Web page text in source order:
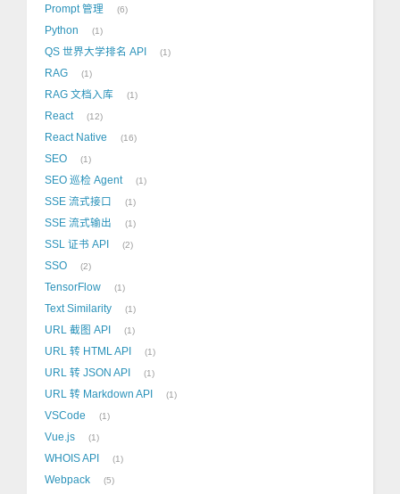
Prompt 管理 6
Python 1
QS 世界大学排名 API 1
RAG 1
RAG 文档入库 1
React 12
React Native 16
SEO 1
SEO 巡检 Agent 1
SSE 流式接口 1
SSE 流式输出 1
SSL 证书 API 2
SSO 2
TensorFlow 1
Text Similarity 1
URL 截图 API 1
URL 转 HTML API 1
URL 转 JSON API 1
URL 转 Markdown API 1
VSCode 1
Vue.js 1
WHOIS API 1
Webpack 5